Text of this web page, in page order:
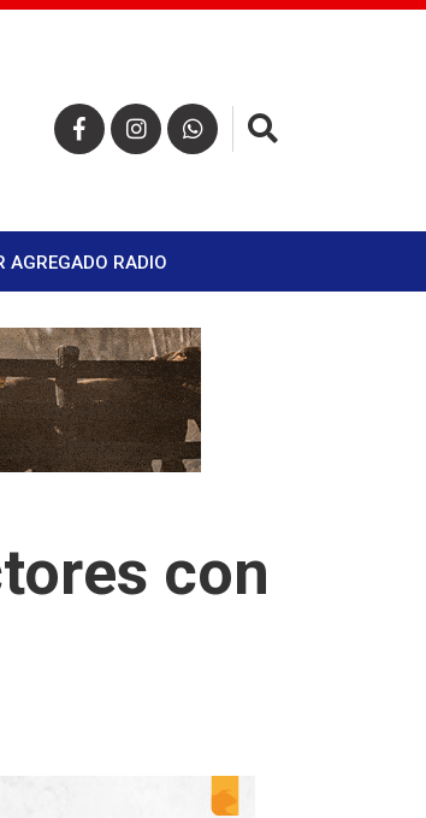
AGREGADO RADIO
con